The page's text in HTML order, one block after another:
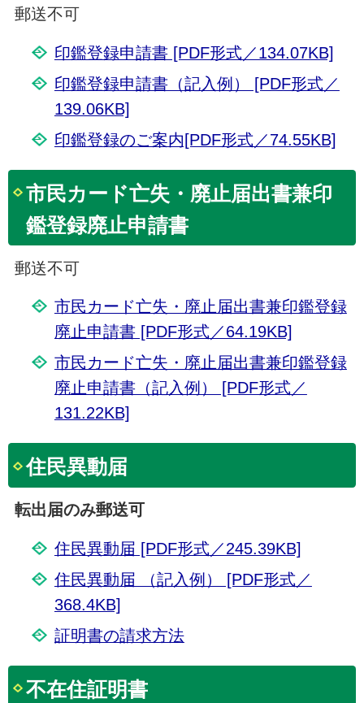
郵送不可
印鑑登録申請書 [PDF形式／134.07KB]
印鑑登録申請書（記入例） [PDF形式／
139.06KB]
印鑑登録のご案内[PDF形式／74.55KB]
市民カード亡失・廃止届出書兼印
鑑登録廃止申請書
郵送不可
市民カード亡失・廃止届出書兼印鑑登録
廃止申請書 [PDF形式／64.19KB]
市民カード亡失・廃止届出書兼印鑑登録
廃止申請書（記入例） [PDF形式／
131.22KB]
住民異動届
転出届のみ郵送可
住民異動届 [PDF形式／245.39KB]
住民異動届 （記入例） [PDF形式／
368.4KB]
証明書の請求方法
不在住証明書